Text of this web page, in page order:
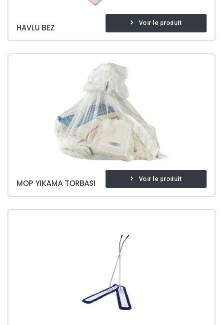
HAVLU BEZ Voir le produit
MOP YIKAMA TORBASI Voir le produit